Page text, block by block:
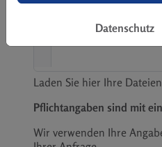
Datei anhängen
Laden Sie hier Ihre
Pflichtangaben sind mit
Wir verwenden Ihre
Datenschutz